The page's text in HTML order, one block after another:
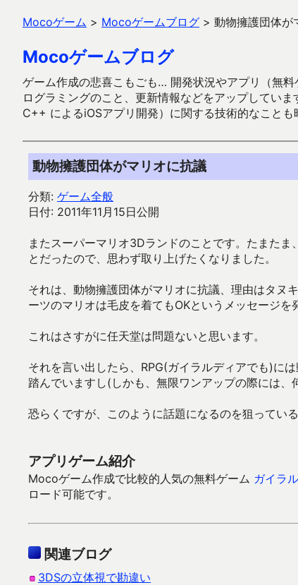
Mocoゲーム > Mocoゲームブログ > 動物擁護団体が
Mocoゲームブログ
ゲーム作成の悲喜こもごも… 開発状況やアプリ（無
ログラミングのこと、更新情報などをアップしてい
C++ によるiOSアプリ開発）に関する技術的なことも
動物擁護団体がマリオに抗議
分類: ゲーム全般
日付: 2011年11月15日公開
またスーパーマリオ3Dランドのことです。たまた
とだったので、思わず取り上げたくなりました。
それは、動物擁護団体がマリオに抗議、理由はタヌ
ーツのマリオは毛皮を着てもOKというメッセージを
これはさすがに任天堂は問題ないと思います。
それを言い出したら、RPG(ガイラルディアでも)に
踏んでいますし(しかも、無限ワンアップの際には、
恐らくですが、このように話題になるのを狙ってい
アプリゲーム紹介
Mocoゲーム作成で比較的人気の無料ゲーム ガイラ
ロード可能です。
関連ブログ
3DSの立体視で勘違い